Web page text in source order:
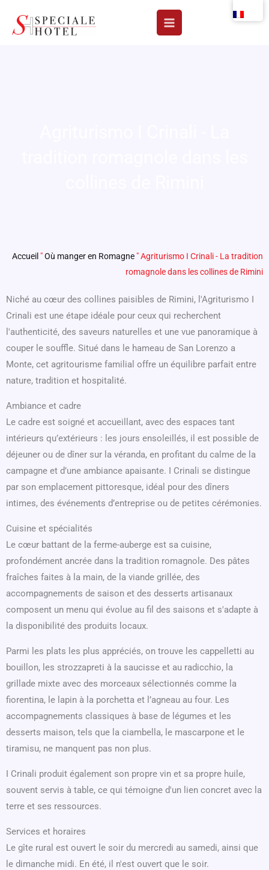
Accueil "Où manger en Romagne "Agriturismo I Crinali - La tradition
romagnole dans les collines de Rimini
Niché au cœur des collines paisibles de Rimini, l'Agriturismo I
Crinali est une étape idéale pour ceux qui recherchent
l'authenticité, des saveurs naturelles et une vue panoramique à
couper le souffle. Situé dans le hameau de San Lorenzo a
Monte, cet agritourisme familial offre un équilibre parfait entre
nature, tradition et hospitalité.
Ambiance et cadre
Le cadre est soigné et accueillant, avec des espaces tant
intérieurs qu’extérieurs : les jours ensoleillés, il est possible de
déjeuner ou de dîner sur la véranda, en profitant du calme de la
campagne et d’une ambiance apaisante. I Crinali se distingue
par son emplacement pittoresque, idéal pour des dîners
intimes, des événements d’entreprise ou de petites cérémonies.
Cuisine et spécialités
Le cœur battant de la ferme-auberge est sa cuisine,
profondément ancrée dans la tradition romagnole. Des pâtes
fraîches faites à la main, de la viande grillée, des
accompagnements de saison et des desserts artisanaux
composent un menu qui évolue au fil des saisons et s'adapte à
la disponibilité des produits locaux.
Parmi les plats les plus appréciés, on trouve les cappelletti au
bouillon, les strozzapreti à la saucisse et au radicchio, la
grillade mixte avec des morceaux sélectionnés comme la
fiorentina, le lapin à la porchetta et l’agneau au four. Les
accompagnements classiques à base de légumes et les
desserts maison, tels que la ciambella, le mascarpone et le
tiramisu, ne manquent pas non plus.
I Crinali produit également son propre vin et sa propre huile,
souvent servis à table, ce qui témoigne d'un lien concret avec la
terre et ses ressources.
Services et horaires
Le gîte rural est ouvert le soir du mercredi au samedi, ainsi que
le dimanche midi. En été, il n'est ouvert que le soir.